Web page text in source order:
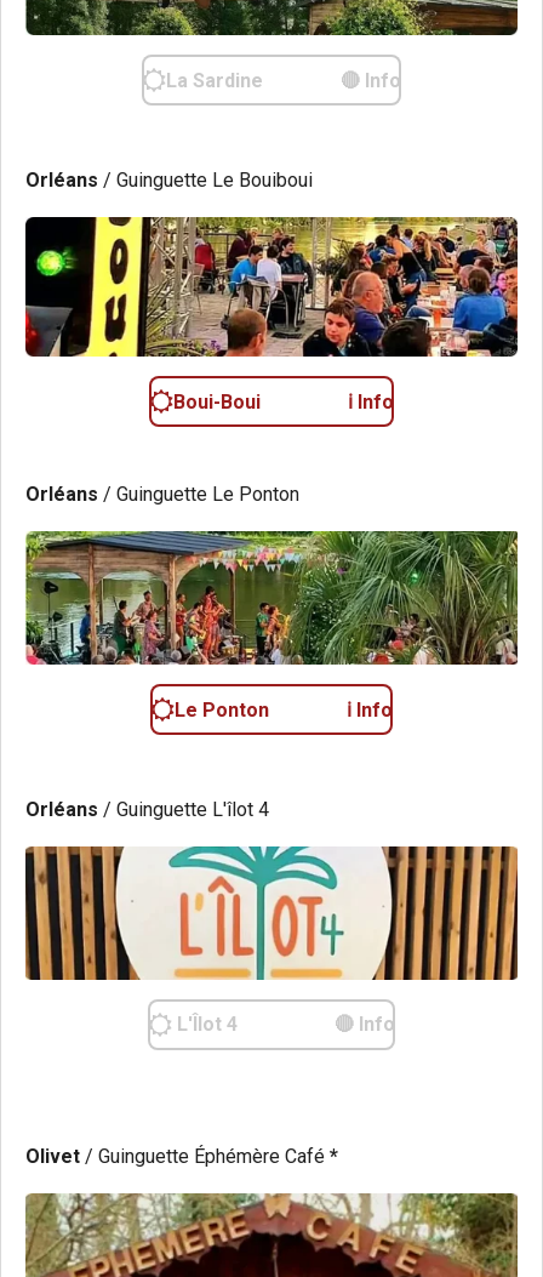
La Sardine 🔴 Info
Orléans / Guinguette Le Bouiboui
Boui-Boui ℹ️ Info
Orléans / Guinguette Le Ponton
Le Ponton ℹ️ Info
Orléans / Guinguette L'îlot 4
L'Îlot 4 🔴 Info
Olivet / Guinguette Éphémère Café *